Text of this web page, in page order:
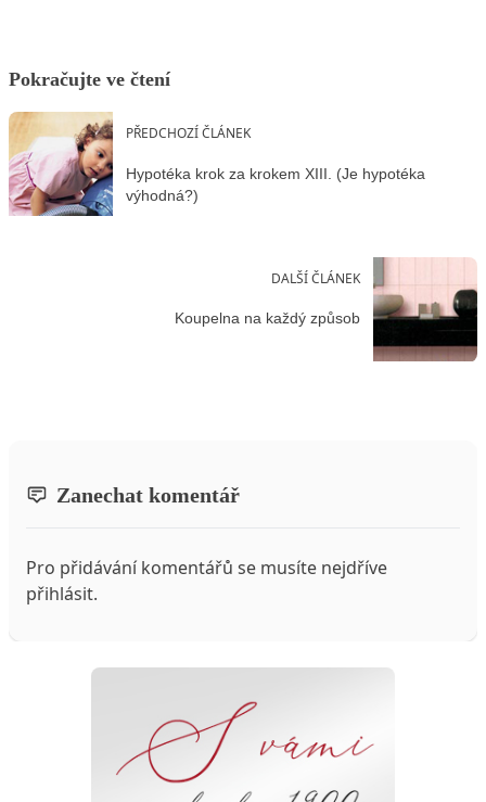
Pokračujte ve čtení
PŘEDCHOZÍ ČLÁNEK
Hypotéka krok za krokem XIII. (Je hypotéka
výhodná?)
DALŠÍ ČLÁNEK
Koupelna na každý způsob
Zanechat komentář
Pro přidávání komentářů se musíte nejdříve
přihlásit.